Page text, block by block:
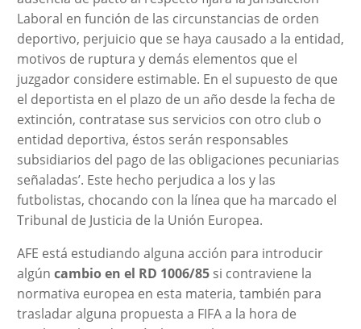
Laboral en función de las circunstancias de orden
deportivo, perjuicio que se haya causado a la entidad,
motivos de ruptura y demás elementos que el
juzgador considere estimable. En el supuesto de que
el deportista en el plazo de un año desde la fecha de
extinción, contratase sus servicios con otro club o
entidad deportiva, éstos serán responsables
subsidiarios del pago de las obligaciones pecuniarias
señaladas’. Este hecho perjudica a los y las
futbolistas, chocando con la línea que ha marcado el
Tribunal de Justicia de la Unión Europea.
AFE está estudiando alguna acción para introducir
algún cambio en el RD 1006/85si contraviene la
normativa europea en esta materia, también para
trasladar alguna propuesta a FIFA a la hora de